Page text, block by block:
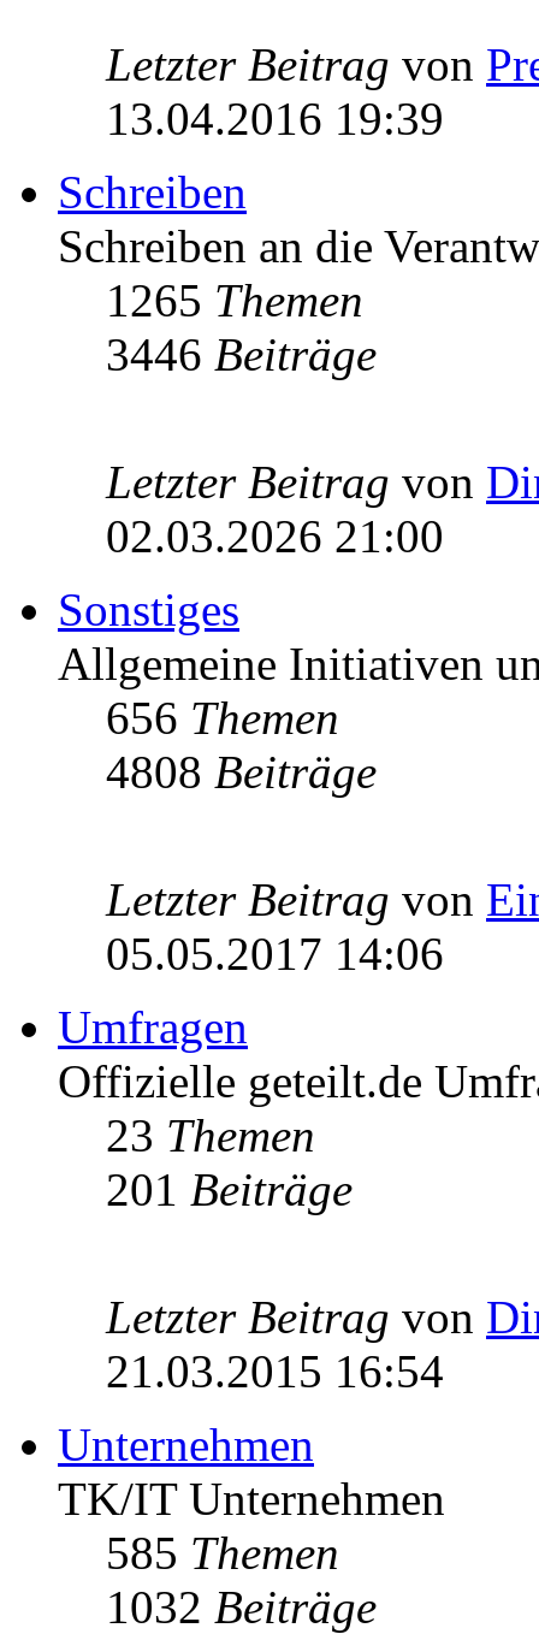
Letzter Beitrag von
13.04.2016 19:39
Schreiben
Schreiben an die
1265 Themen
3446 Beiträge
Letzter Beitrag von
02.03.2026 21:00
Sonstiges
Allgemeine Initiativen
656 Themen
4808 Beiträge
Letzter Beitrag von
05.05.2017 14:06
Umfragen
Offizielle geteilt.de
23 Themen
201 Beiträge
Letzter Beitrag von
21.03.2015 16:54
Unternehmen
TK/IT Unternehmen
585 Themen
1032 Beiträge